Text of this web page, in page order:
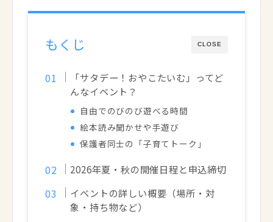
CLOSE
もくじ
「サタデー！おやこたいむ」ってど
んなイベント？
自由でのびのび遊べる時間
絵本読み聞かせや手遊び
保護者同士の「子育てトーク」
2026年夏・秋の開催日程と申込締切
イベントの詳しい概要（場所・対
象・持ち物など）